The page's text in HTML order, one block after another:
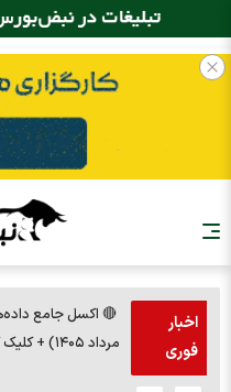
اخبار
فوری
مرداد ۱۴۰۵) + کلیک کنید